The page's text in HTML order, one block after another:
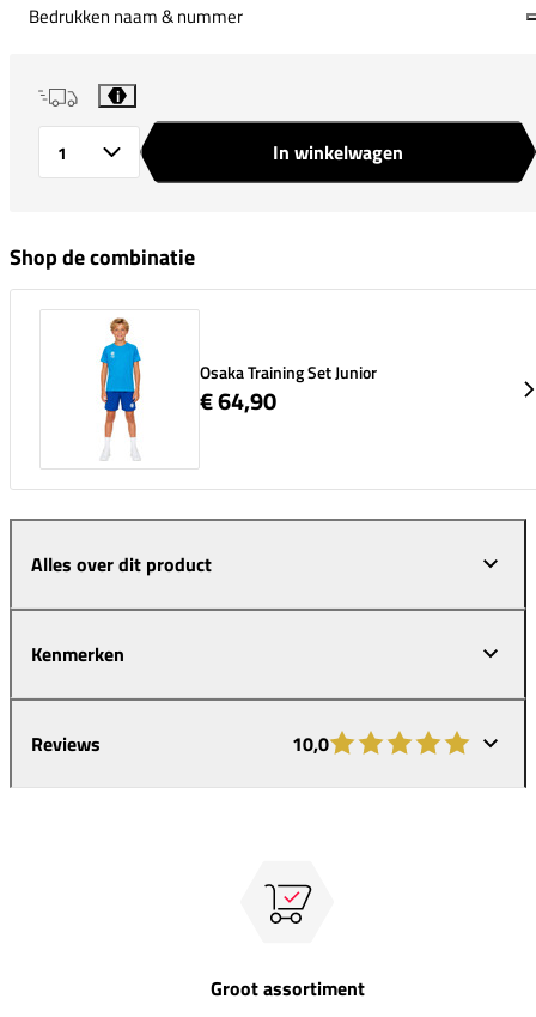
Bedrukken naam & nummer
i
In winkelwagen
Shop de combinatie
Osaka Training Set Junior
€ 64,90
Alles over dit product
Kenmerken
Reviews 10,0
Groot assortiment